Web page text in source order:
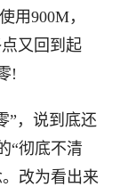
用900M，
又回到起
!
，说到底还
“彻底不清
改为看出来